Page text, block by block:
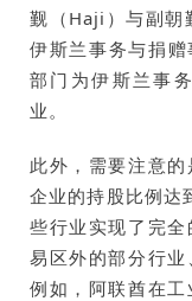
觐（Haji）与副朝
伊斯兰事务与捐
部门为伊斯兰事
业。
此外，需要注意
企业的持股比例达
些行业实现了完
易区外的部分行业
例如，阿联酋在